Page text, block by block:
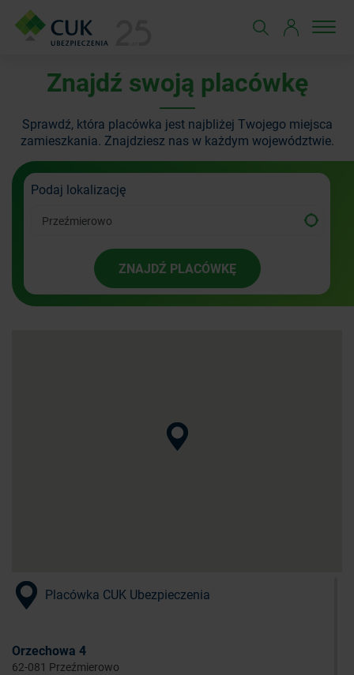
Znajdź swoją placówkę
Sprawdź, która placówka jest najbliżej Twojego miejsca
zamieszkania. Znajdziesz nas w każdym województwie.
Podaj lokalizację
ZNAJDŹ PLACÓWKĘ
Placówka CUK Ubezpieczenia
Orzechowa 4
62-081 Przeźmierowo